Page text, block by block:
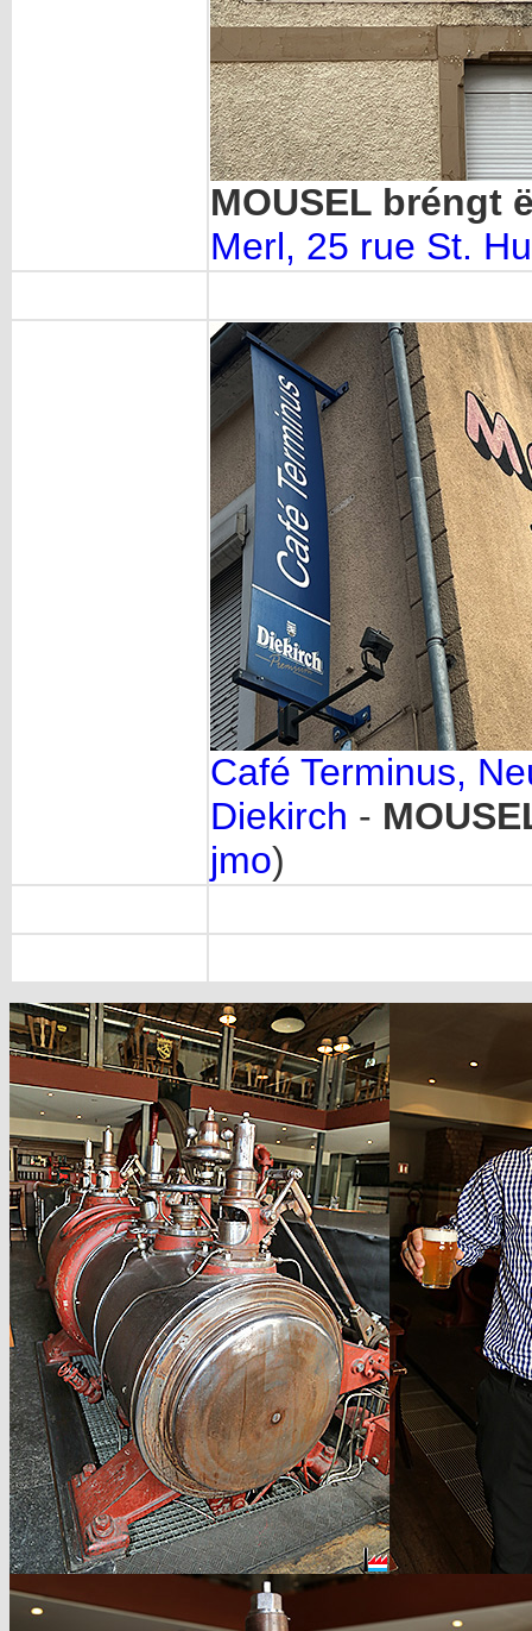
MOUSEL bréngt
Merl, 25 rue St.
Café Terminus,
Diekirch -
jmo)